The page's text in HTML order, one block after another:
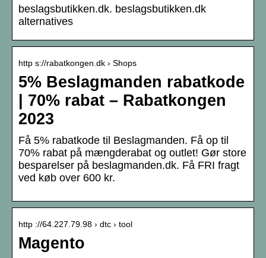
beslagsbutikken.dk. beslagsbutikken.dk
alternatives
http s://rabatkongen.dk › Shops
5% Beslagmanden rabatkode
| 70% rabat – Rabatkongen
2023
Få 5% rabatkode til Beslagmanden. Få op til
70% rabat på mængderabat og outlet! Gør store
besparelser på beslagmanden.dk. Få FRI fragt
ved køb over 600 kr.
http ://64.227.79.98 › dtc › tool
Magento